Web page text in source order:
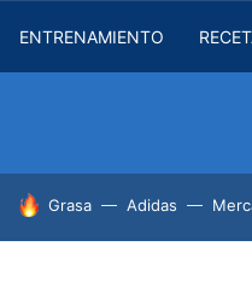
ENTRENAMIENTO
HOY SE HABLA DE
Grasa Adidas